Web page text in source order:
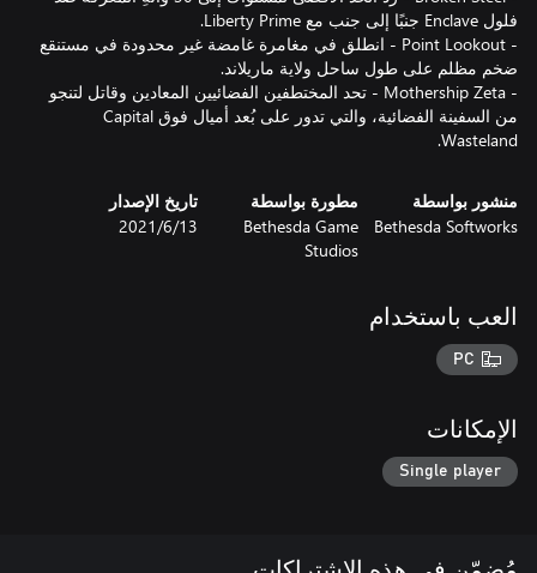
- Point Lookout - انطلق في مغامرة غامضة غير محدودة في مستنقع
- Mothership Zeta - تحد المختطفين الفضائيين المعادين وقاتل لتنجو
من السفينة الفضائية، والتي تدور على بُعد أميال فوق Capital
Wasteland.
منشور بواسطة
Bethesda Softworks
مطورة بواسطة
Bethesda Game
Studios
تاريخ الإصدار
13‏/6‏/2021
العب باستخدام
PC
الإمكانات
Single player